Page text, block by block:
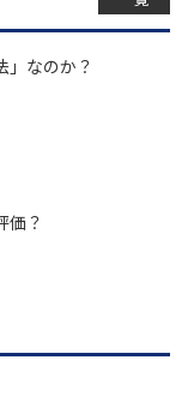
」なのか？
価？